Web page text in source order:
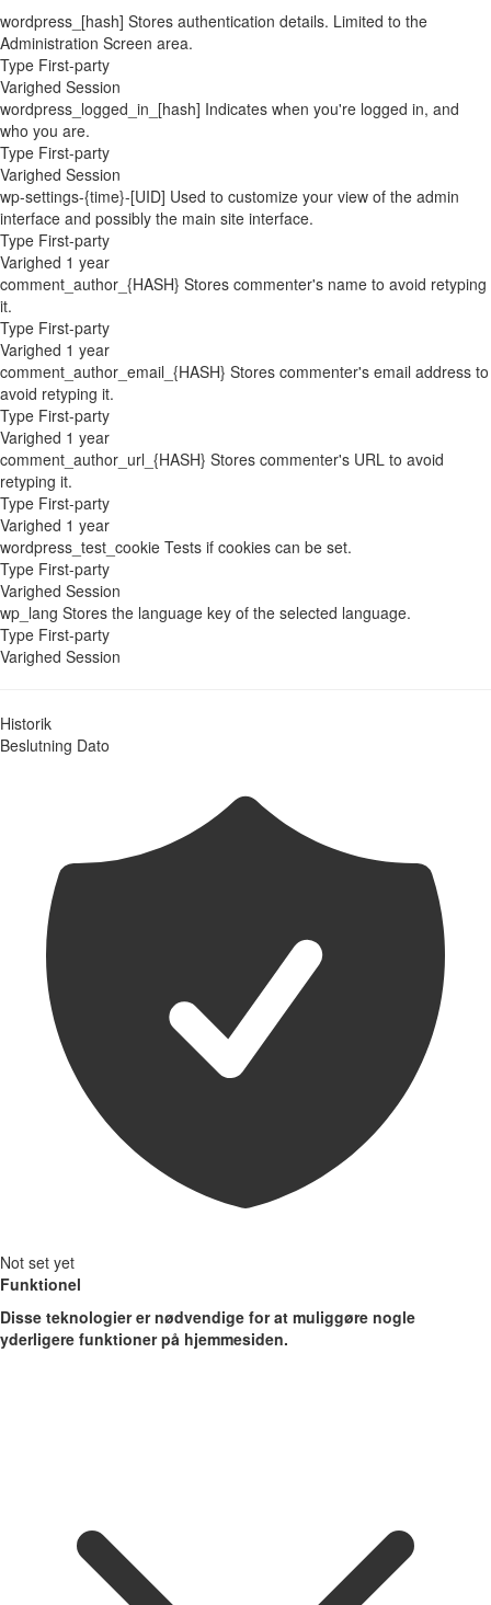
wordpress_[hash] Stores authentication details. Limited to the
Administration Screen area.
Type First-party
Varighed Session
wordpress_logged_in_[hash] Indicates when you're logged in, and
who you are.
Type First-party
Varighed Session
wp-settings-{time}-[UID] Used to customize your view of the admin
interface and possibly the main site interface.
Type First-party
Varighed 1 year
comment_author_{HASH} Stores commenter's name to avoid retyping
it.
Type First-party
Varighed 1 year
comment_author_email_{HASH} Stores commenter's email address to
avoid retyping it.
Type First-party
Varighed 1 year
comment_author_url_{HASH} Stores commenter's URL to avoid
retyping it.
Type First-party
Varighed 1 year
wordpress_test_cookie Tests if cookies can be set.
Type First-party
Varighed Session
wp_lang Stores the language key of the selected language.
Type First-party
Varighed Session
Historik
Beslutning Dato
Not set yet
Funktionel
Disse teknologier er nødvendige for at muliggøre nogle
yderligere funktioner på hjemmesiden.